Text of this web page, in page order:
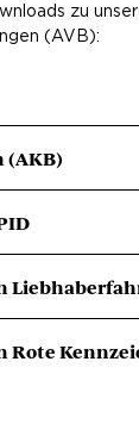
zu
(AVB):
Rote